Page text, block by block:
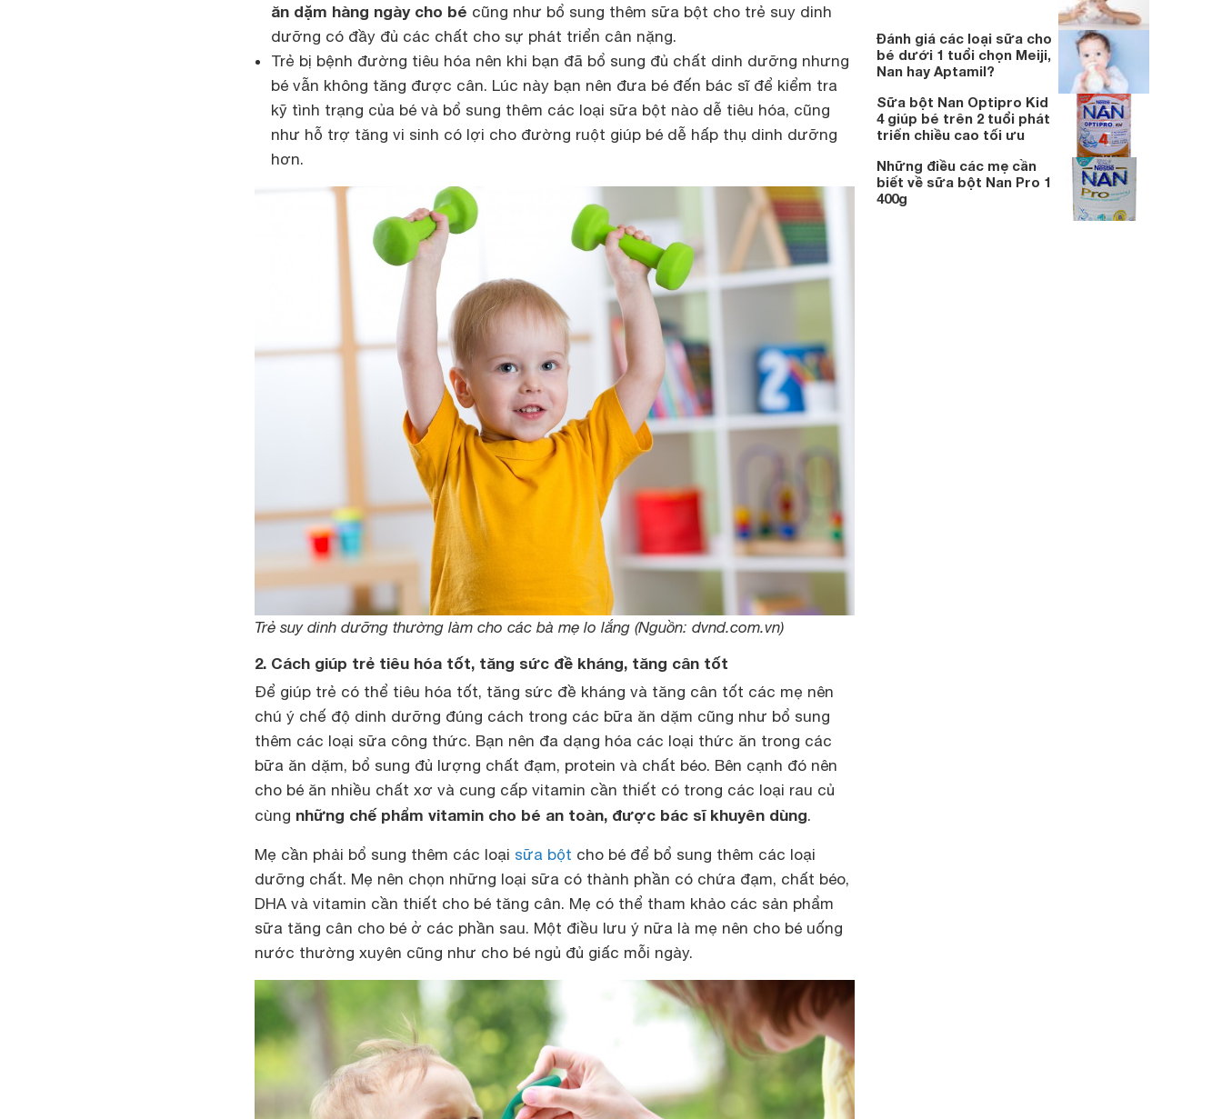
ăn dặm hàng ngày cho bé cũng như bổ sung thêm sữa bột cho trẻ suy dinh
dưỡng có đầy đủ các chất cho sự phát triển cân nặng.
Trẻ bị bệnh đường tiêu hóa nên khi bạn đã bổ sung đủ chất dinh dưỡng nhưng
bé vẫn không tăng được cân. Lúc này bạn nên đưa bé đến bác sĩ để kiểm tra
kỹ tình trạng của bé và bổ sung thêm các loại sữa bột nào dễ tiêu hóa, cũng
như hỗ trợ tăng vi sinh có lợi cho đường ruột giúp bé dễ hấp thụ dinh dưỡng
hơn.
Trẻ suy dinh dưỡng thường làm cho các bà mẹ lo lắng (Nguồn: dvnd.com.vn)
2. Cách giúp trẻ tiêu hóa tốt, tăng sức đề kháng, tăng cân tốt
Để giúp trẻ có thể tiêu hóa tốt, tăng sức đề kháng và tăng cân tốt các mẹ nên
chú ý chế độ dinh dưỡng đúng cách trong các bữa ăn dặm cũng như bổ sung
thêm các loại sữa công thức. Bạn nên đa dạng hóa các loại thức ăn trong các
bữa ăn dặm, bổ sung đủ lượng chất đạm, protein và chất béo. Bên cạnh đó nên
cho bé ăn nhiều chất xơ và cung cấp vitamin cần thiết có trong các loại rau củ
cùng những chế phẩm vitamin cho bé an toàn, được bác sĩ khuyên dùng.
Mẹ cần phải bổ sung thêm các loại sữa bột cho bé để bổ sung thêm các loại
dưỡng chất. Mẹ nên chọn những loại sữa có thành phần có chứa đạm, chất béo,
DHA và vitamin cần thiết cho bé tăng cân. Mẹ có thể tham khảo các sản phẩm
sữa tăng cân cho bé ở các phần sau. Một điều lưu ý nữa là mẹ nên cho bé uống
nước thường xuyên cũng như cho bé ngủ đủ giấc mỗi ngày.
Đánh giá các loại sữa cho
bé dưới 1 tuổi chọn Meiji,
Nan hay Aptamil?
Sữa bột Nan Optipro Kid
4 giúp bé trên 2 tuổi phát
triển chiều cao tối ưu
Những điều các mẹ cần
biết về sữa bột Nan Pro 1
400g